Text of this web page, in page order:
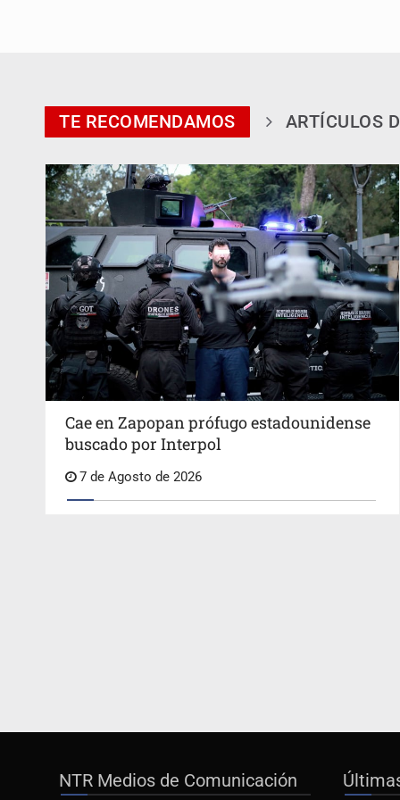
TE RECOMENDAMOS ARTÍCULOS
Cae en Zapopan prófugo estadounidense
buscado por Interpol
7 de Agosto de 2026
NTR Medios de Comunicación